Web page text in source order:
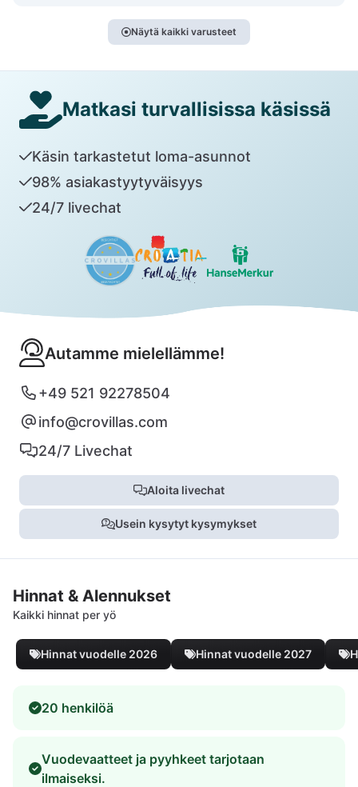
Näytä kaikki varusteet
Matkasi turvallisissa käsissä
Käsin tarkastetut loma-asunnot
98% asiakastyytyväisyys
24/7 livechat
Autamme mielellämme!
+49 521 92278504
info@crovillas.com
24/7 Livechat
Aloita livechat
Usein kysytyt kysymykset
Hinnat & Alennukset
Kaikki hinnat per yö
Hinnat vuodelle 2026 Hinnat vuodelle 2027
20 henkilöä
Vuodevaatteet ja pyyhkeet tarjotaan
ilmaiseksi.